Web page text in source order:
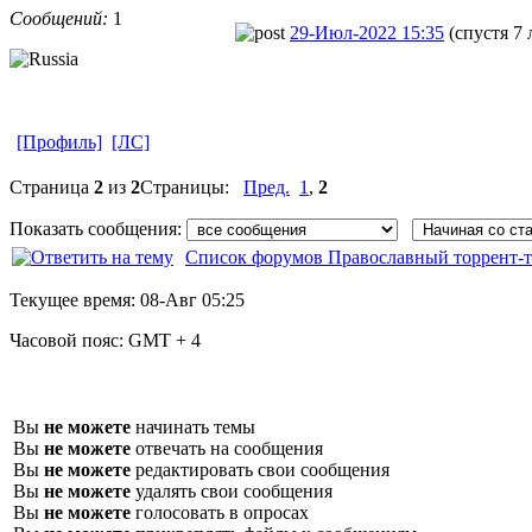
Сообщений: 1
29-Июл-2022 15:35 (спустя 7
[Профиль] [ЛС]
Страница 2 из 2Страницы: Пред. 1 , 2
Показать сообщения:
Список форумов Православный торрент-
Текущее время: 08-Авг 05:25
Часовой пояс: GMT + 4
Вы не можете начинать темы
Вы не можете отвечать на сообщения
Вы не можете редактировать свои сообщения
Вы не можете удалять свои сообщения
Вы не можете голосовать в опросах